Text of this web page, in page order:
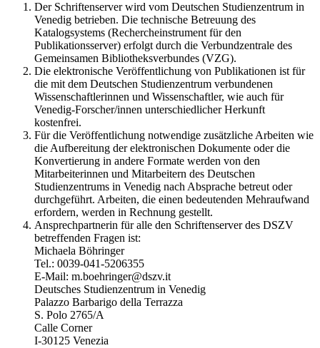
Der Schriftenserver wird vom Deutschen Studienzentrum in
Venedig betrieben. Die technische Betreuung des
Katalogsystems (Rechercheinstrument für den
Publikationsserver) erfolgt durch die Verbundzentrale des
Gemeinsamen Bibliotheksverbundes (VZG).
Die elektronische Veröffentlichung von Publikationen ist für
die mit dem Deutschen Studienzentrum verbundenen
Wissenschaftlerinnen und Wissenschaftler, wie auch für
Venedig-Forscher/innen unterschiedlicher Herkunft
kostenfrei.
Für die Veröffentlichung notwendige zusätzliche Arbeiten wie
die Aufbereitung der elektronischen Dokumente oder die
Konvertierung in andere Formate werden von den
Mitarbeiterinnen und Mitarbeitern des Deutschen
Studienzentrums in Venedig nach Absprache betreut oder
durchgeführt. Arbeiten, die einen bedeutenden Mehraufwand
erfordern, werden in Rechnung gestellt.
Ansprechpartnerin für alle den Schriftenserver des DSZV
betreffenden Fragen ist:
Michaela Böhringer
Tel.: 0039-041-5206355
E-Mail: m.boehringer@dszv.it
Deutsches Studienzentrum in Venedig
Palazzo Barbarigo della Terrazza
S. Polo 2765/A
Calle Corner
I-30125 Venezia